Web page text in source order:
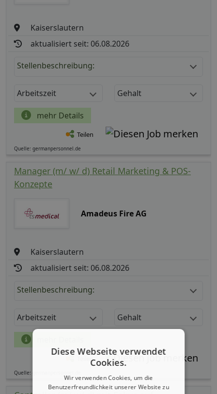
Kaiserslautern
aktualisiert seit: 06.08.2026
Stellenbeschreibung:
Arbeitszeit Gehalt
mehr Details
Teilen
Quelle: germanpersonnel.de
Manager (m/ w/ d) Retail Marketing & POS-
Konzepte
Amadeus Fire AG
Kaiserslautern
aktualisiert seit: 06.08.2026
Stellenbeschreibung:
Arbeitszeit Gehalt
Teilen
Quelle: germanpersonnel.de
Diese Webseite verwendet
Cookies.
Wir verwenden Cookies, um die
Benutzerfreundlichkeit unserer Website zu